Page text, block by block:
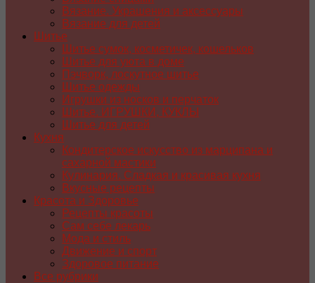
Вязание. Украшения и аксессуары
Вязание для детей
Шитье
Шитье сумок, косметичек, кошельков
Шитье для уюта в доме
Пэчворк, лоскутное шитье
Шитье одежды
Игрушки из носков и перчаток
Шитье. ИГРУШКИ, КУКЛЫ
Шитье для детей
Кухня
Кондитерское искусство из марципана и
сахарной мастики
Кулинария. Сладкая и красивая кухня
Вкусные рецепты
Красота и Здоровье
Рецепты красоты
Сам себе лекарь
Мода и стиль
Движение и спорт
Здоровое питание
Все рубрики